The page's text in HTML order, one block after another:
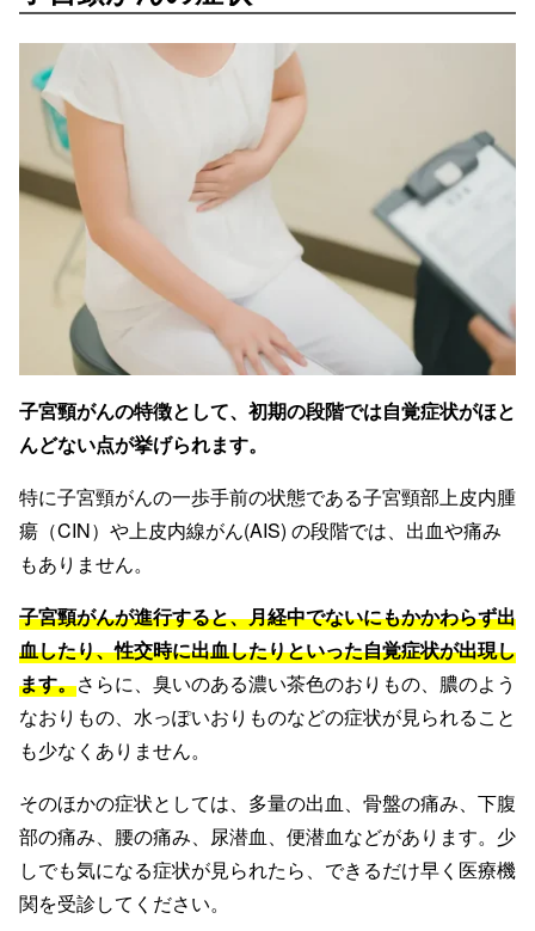
子宮頸がんの特徴として、初期の段階では自覚症状がほと
んどない点が挙げられます。
特に子宮頸がんの一歩手前の状態である子宮頸部上皮内腫
瘍（CIN）や上皮内線がん(AIS) の段階では、出血や痛み
もありません。
子宮頸がんが進行すると、月経中でないにもかかわらず出
血したり、性交時に出血したりといった自覚症状が出現し
ます。さらに、臭いのある濃い茶色のおりもの、膿のよう
なおりもの、水っぽいおりものなどの症状が見られること
も少なくありません。
そのほかの症状としては、多量の出血、骨盤の痛み、下腹
部の痛み、腰の痛み、尿潜血、便潜血などがあります。少
しでも気になる症状が見られたら、できるだけ早く医療機
関を受診してください。